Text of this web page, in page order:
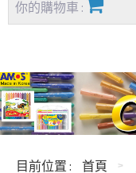
你的購物車 :
目前位置 : 首頁